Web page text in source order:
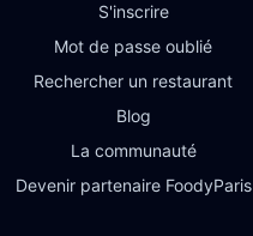
S'inscrire
Mot de passe oublié
Rechercher un restaurant
Blog
La communauté
Devenir partenaire FoodyParis